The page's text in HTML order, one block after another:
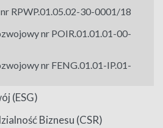
RPWP.01.05.02-30-0001/18
nr POIR.01.01.01-00-
nr FENG.01.01-IP.01-
(ESG)
Biznesu (CSR)